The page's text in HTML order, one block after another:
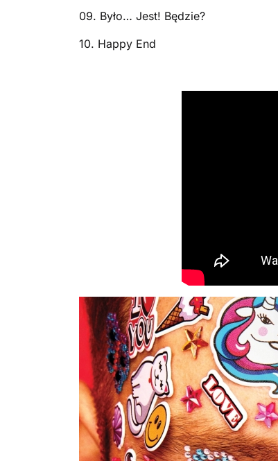
09. Było… Jest! Będzie?
10. Happy End